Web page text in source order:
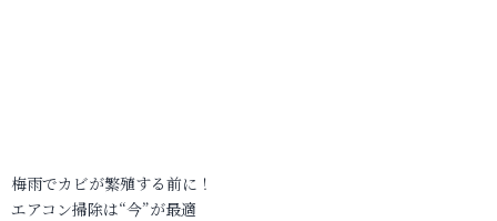
梅雨でカビが繁殖する前に！
エアコン掃除は“今”が最適